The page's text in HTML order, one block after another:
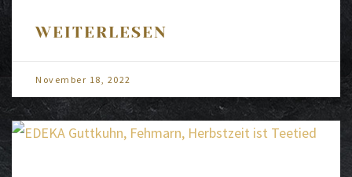
WEITERLESEN
Novem­ber 18, 2022